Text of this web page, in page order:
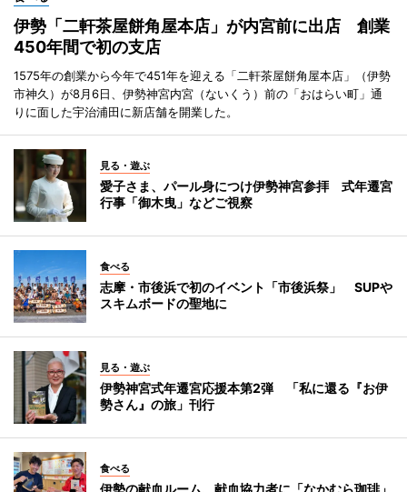
伊勢「二軒茶屋餅角屋本店」が内宮前に出店 創業
450年間で初の支店
1575年の創業から今年で451年を迎える「二軒茶屋餅角屋本店」（伊勢
市神久）が8月6日、伊勢神宮内宮（ないくう）前の「おはらい町」通
りに面した宇治浦田に新店舗を開業した。
見る・遊ぶ
愛子さま、パール身につけ伊勢神宮参拝 式年遷宮
行事「御木曳」などご視察
食べる
志摩・市後浜で初のイベント「市後浜祭」 SUPや
スキムボードの聖地に
見る・遊ぶ
伊勢神宮式年遷宮応援本第2弾 「私に還る『お伊
勢さん』の旅」刊行
食べる
伊勢の献血ルーム、献血協力者に「なかむら珈琲」